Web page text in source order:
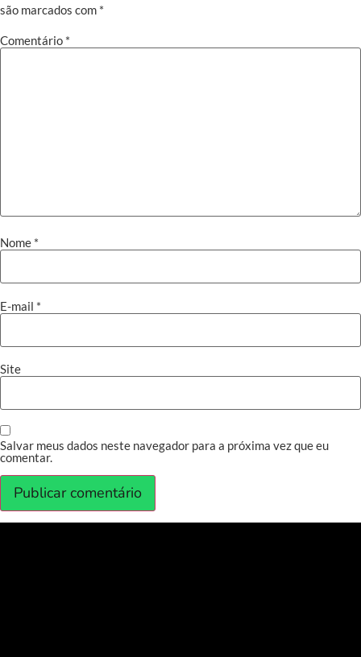
são marcados com *
Comentário *
Nome *
E-mail *
Site
Salvar meus dados neste navegador para a próxima vez que eu
comentar.